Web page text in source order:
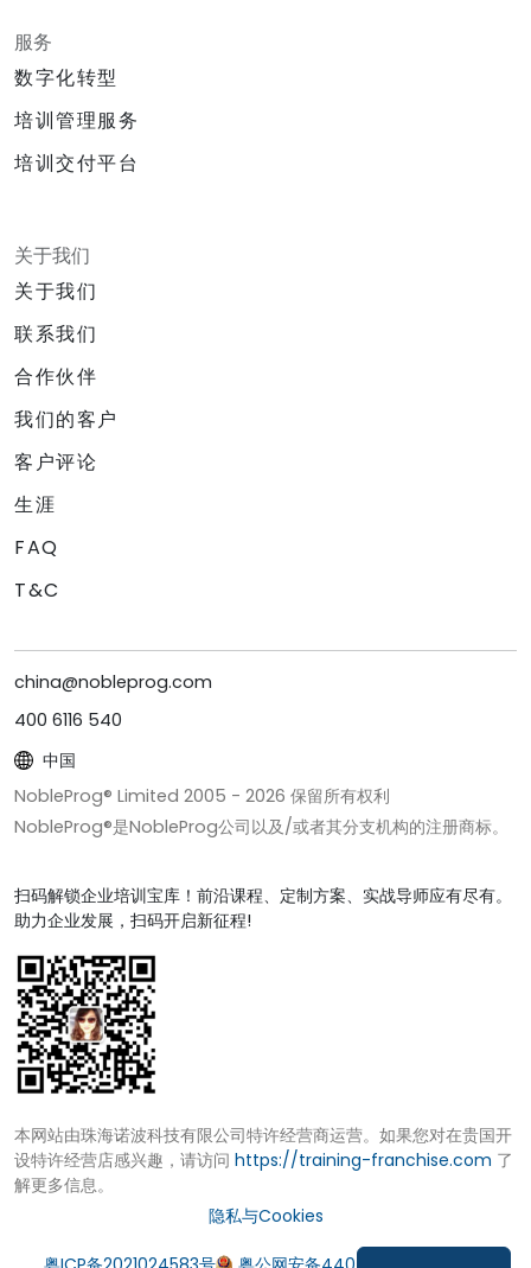
服务
数字化转型
培训管理服务
培训交付平台
关于我们
关于我们
联系我们
合作伙伴
我们的客户
客户评论
生涯
FAQ
T&C
china@nobleprog.com
400 6116 540
中国
NobleProg® Limited 2005 - 2026 保留所有权利
NobleProg®是NobleProg公司以及/或者其分支机构的注册商标。
扫码解锁企业培训宝库！前沿课程、定制方案、实战导师应有尽有。
助力企业发展，扫码开启新征程!
本网站由珠海诺波科技有限公司特许经营商运营。如果您对在贵国开
设特许经营店感兴趣，请访问 https://training-franchise.com 了
解更多信息。
隐私与Cookies